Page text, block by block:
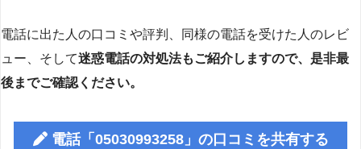
電話に出た人の口コミや評判、同様の電話を受けた人のレビ
ュー、そして迷惑電話の対処法もご紹介しますので、是非最
後までご確認ください。
電話「05030993258」の口コミを共有する